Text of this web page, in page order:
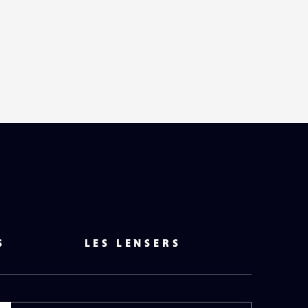
LES LENSERS